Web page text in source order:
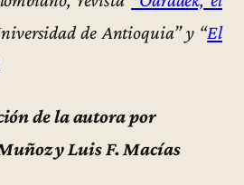
de Antioquia” y “El
de la autora por
y Luis F. Macías